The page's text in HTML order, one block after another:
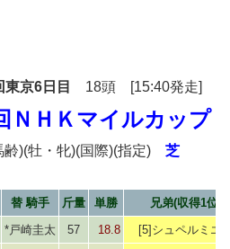
東京6日目 18頭 [15:40発走]
ＮＨＫマイルカップ
齢)(牡・牝)(国際)(指定) 芝
替 騎手 斤量 単勝
兄弟(収得1位)
*戸崎圭太 57 18.8
[5]シュペルミエ